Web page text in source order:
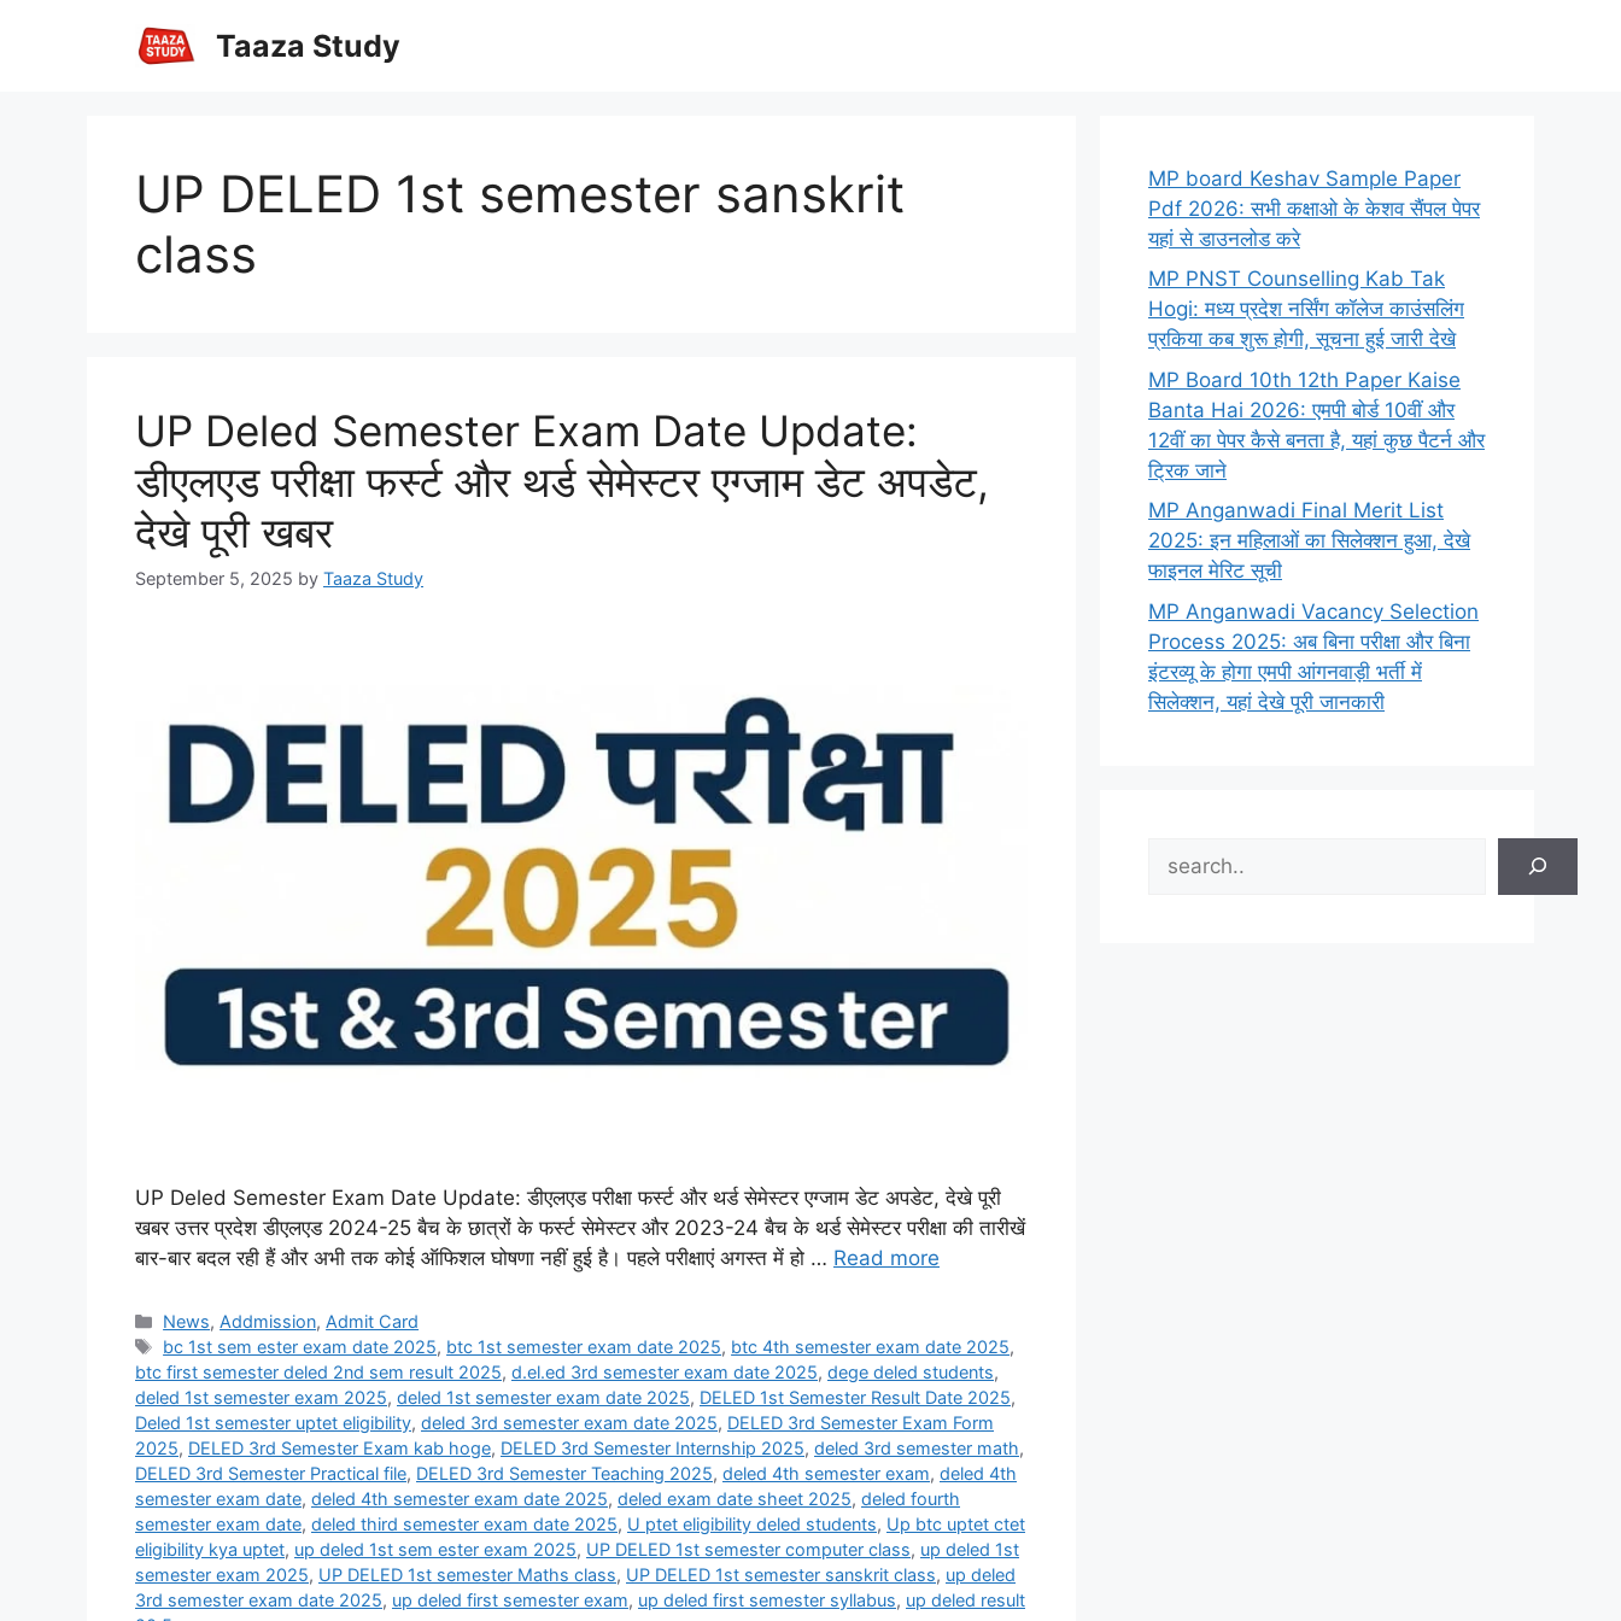
Taaza Study
UP DELED 1st semester sanskrit
class
UP Deled Semester Exam Date Update:
डीएलएड परीक्षा फर्स्ट और थर्ड सेमेस्टर एग्जाम डेट अपडेट,
देखे पूरी खबर
September 5, 2025 by Taaza Study
UP Deled Semester Exam Date Update: डीएलएड परीक्षा फर्स्ट और थर्ड सेमेस्टर एग्जाम डेट अपडेट, देखे पूरी
खबर उत्तर प्रदेश डीएलएड 2024-25 बैच के छात्रों के फर्स्ट सेमेस्टर और 2023-24 बैच के थर्ड सेमेस्टर परीक्षा की तारीखें
बार-बार बदल रही हैं और अभी तक कोई ऑफिशल घोषणा नहीं हुई है। पहले परीक्षाएं अगस्त में हो … Read more
Categories
News, Addmission, Admit Card
Tags
bc 1st sem ester exam date 2025, btc 1st semester exam date 2025, btc 4th semester exam date 2025,
btc first semester deled 2nd sem result 2025, d.el.ed 3rd semester exam date 2025, dege deled students,
deled 1st semester exam 2025, deled 1st semester exam date 2025, DELED 1st Semester Result Date 2025,
Deled 1st semester uptet eligibility, deled 3rd semester exam date 2025, DELED 3rd Semester Exam Form
2025, DELED 3rd Semester Exam kab hoge, DELED 3rd Semester Internship 2025, deled 3rd semester math,
DELED 3rd Semester Practical file, DELED 3rd Semester Teaching 2025, deled 4th semester exam, deled 4th
semester exam date, deled 4th semester exam date 2025, deled exam date sheet 2025, deled fourth
semester exam date, deled third semester exam date 2025, U ptet eligibility deled students, Up btc uptet ctet
eligibility kya uptet, up deled 1st sem ester exam 2025, UP DELED 1st semester computer class, up deled 1st
semester exam 2025, UP DELED 1st semester Maths class, UP DELED 1st semester sanskrit class, up deled
3rd semester exam date 2025, up deled first semester exam, up deled first semester syllabus, up deled result
MP board Keshav Sample Paper
Pdf 2026: सभी कक्षाओ के केशव सैंपल पेपर
यहां से डाउनलोड करे
MP PNST Counselling Kab Tak
Hogi: मध्य प्रदेश नर्सिंग कॉलेज काउंसलिंग
प्रकिया कब शुरू होगी, सूचना हुई जारी देखे
MP Board 10th 12th Paper Kaise
Banta Hai 2026: एमपी बोर्ड 10वीं और
12वीं का पेपर कैसे बनता है, यहां कुछ पैटर्न और
ट्रिक जाने
MP Anganwadi Final Merit List
2025: इन महिलाओं का सिलेक्शन हुआ, देखे
फाइनल मेरिट सूची
MP Anganwadi Vacancy Selection
Process 2025: अब बिना परीक्षा और बिना
इंटरव्यू के होगा एमपी आंगनवाड़ी भर्ती में
सिलेक्शन, यहां देखे पूरी जानकारी